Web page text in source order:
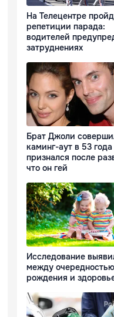
На Телецентре
репетиции парада:
водителей
затруднениях
Брат Джоли
каминг-аут в 53 года
признался после
что он гей
Исследование
между очередностью
рождения и